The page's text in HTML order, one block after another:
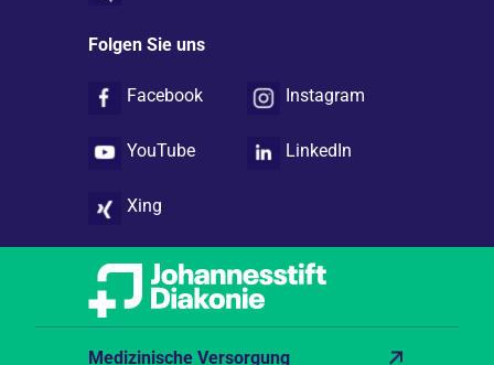
Folgen Sie uns
Facebook Instagram
YouTube LinkedIn
Xing
Medizinische Versorgung